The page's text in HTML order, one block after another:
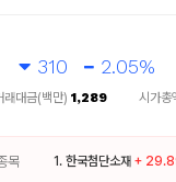
310 2.05%
래대금(백만) 1,289 시가총
목 1. 한국첨단소재 +